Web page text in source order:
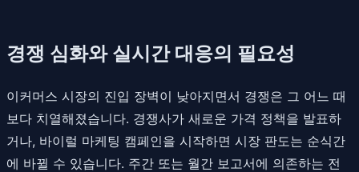
경쟁 심화와 실시간 대응의 필요성
이커머스 시장의 진입 장벽이 낮아지면서 경쟁은 그 어느 때
보다 치열해졌습니다. 경쟁사가 새로운 가격 정책을 발표하
거나, 바이럴 마케팅 캠페인을 시작하면 시장 판도는 순식간
에 바뀔 수 있습니다. 주간 또는 월간 보고서에 의존하는 전